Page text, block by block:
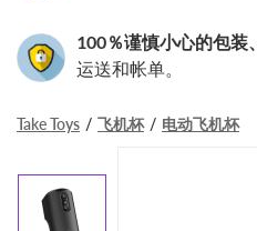
100％谨慎小心的包装、
运送和帐单。
Take Toys 飞机杯 电动飞机杯